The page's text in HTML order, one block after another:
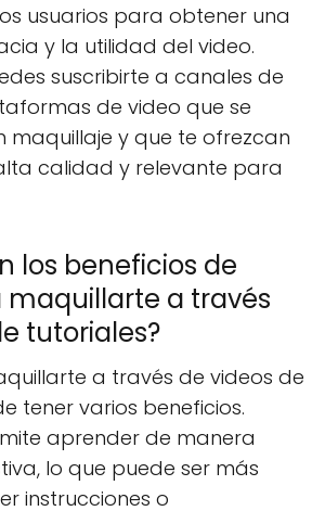
usuarios para obtener una
y la utilidad del video.
suscribirte a canales de
de video que se
maquillaje y que te ofrezcan
calidad y relevante para
los beneficios de
maquillarte a través
tutoriales?
a través de videos de
tener varios beneficios.
aprender de manera
lo que puede ser más
instrucciones o